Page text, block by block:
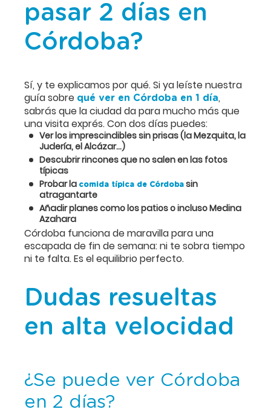
pasar 2 días en
Córdoba?
Sí, y te explicamos por qué. Si ya leíste nuestra
guía sobre qué ver en Córdoba en 1 día,
sabrás que la ciudad da para mucho más que
una visita exprés. Con dos días puedes:
Ver los imprescindibles sin prisas (la Mezquita, la
Judería, el Alcázar...)
Descubrir rincones que no salen en las fotos
típicas
Probar la comida típica de Córdoba sin
atragantarte
Añadir planes como los patios o incluso Medina
Azahara
Córdoba funciona de maravilla para una
escapada de fin de semana: ni te sobra tiempo
ni te falta. Es el equilibrio perfecto.
Dudas resueltas
en alta velocidad
¿Se puede ver Córdoba
en 2 días?